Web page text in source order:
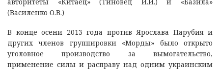
авторитеты «Китаец» (Тиновец И.И.) и «Базила»
(Василенко О.В.)
В конце осени 2013 года против Ярослава Парубия и
других членов группировки «Морды» было открыто
уголовное производство за вымогательство,
применение силы и расправу над одним украинским